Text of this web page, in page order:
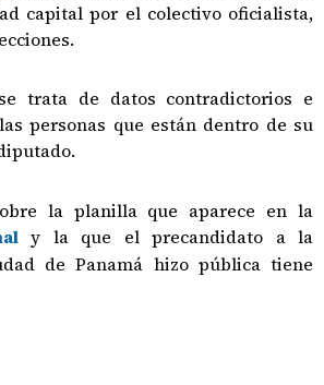
capital por el colectivo oficialista,
trata de datos contradictorios e
personas que están dentro de su
la planilla que aparece en la
y la que el precandidato a la
de Panamá hizo pública tiene